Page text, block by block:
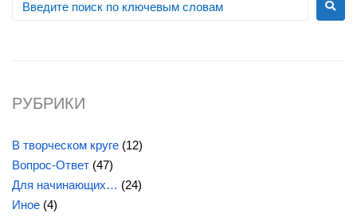
РУБРИКИ
В творческом круге (12)
Вопрос-Ответ (47)
Для начинающих… (24)
Иное (4)